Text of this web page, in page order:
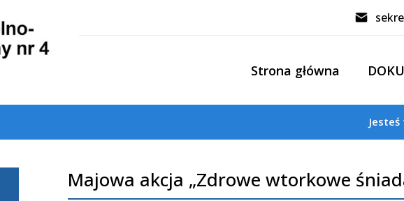
Strona główna
Majowa akcja „Zdrowe wtorkowe